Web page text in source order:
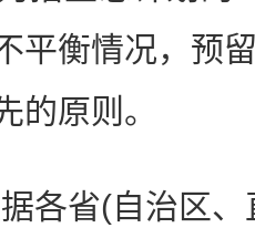
平衡情况，预
的原则。
省(自治区、